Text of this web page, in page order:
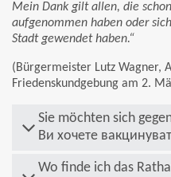
Mein Dank gilt allen, die
aufgenommen haben oder
Stadt gewendet haben.“
(Bürgermeister Lutz Wagner,
Friedenskundgebung am 2.
Sie möchten sich
Ви хочете
Wo finde ich das